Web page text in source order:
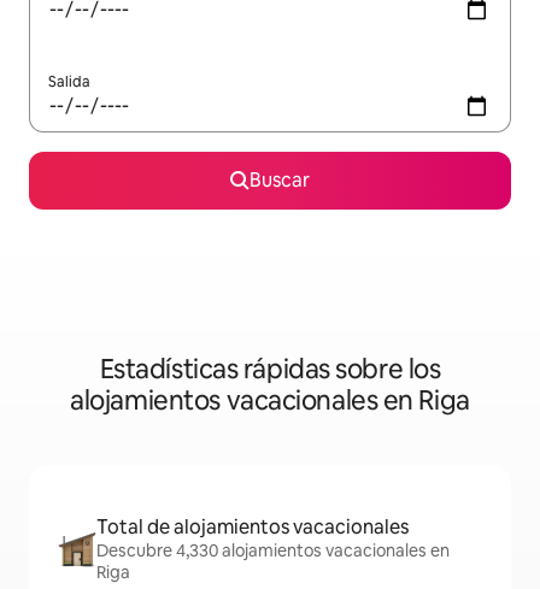
Salida
Buscar
Estadísticas rápidas sobre los
alojamientos vacacionales en Riga
Total de alojamientos vacacionales
Descubre 4,330 alojamientos vacacionales en
Riga